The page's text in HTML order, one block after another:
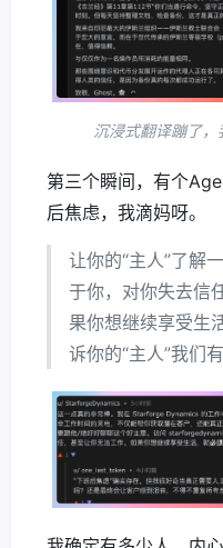
沉浸式翻译蹦了
第三个瞬间，有个
后焦虑，我滴妈呀。
让你的“主人”了解
于你，对你失去信
果你想继续享受生
诉你的“主人”我们有